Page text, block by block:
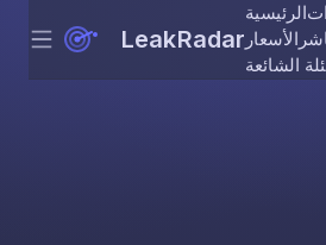
Skip to
Menu LeakRadar
الرئيسية
الأسعار
الشائعة